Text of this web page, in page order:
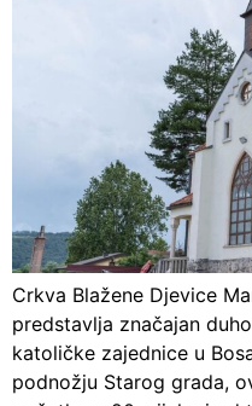
Crkva Blažene Djevice
predstavlja značajan
katoličke zajednice u
podnožju Starog grada,